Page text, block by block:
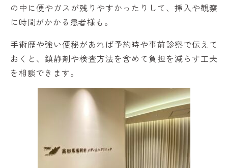
の中に便やガスが残りやすかったりして、挿入や観察
に時間がかかる患者様も。
手術歴や強い便秘があれば予約時や事前診察で伝えて
おくと、鎮静剤や検査方法を含めて負担を減らす工夫
を相談できます。